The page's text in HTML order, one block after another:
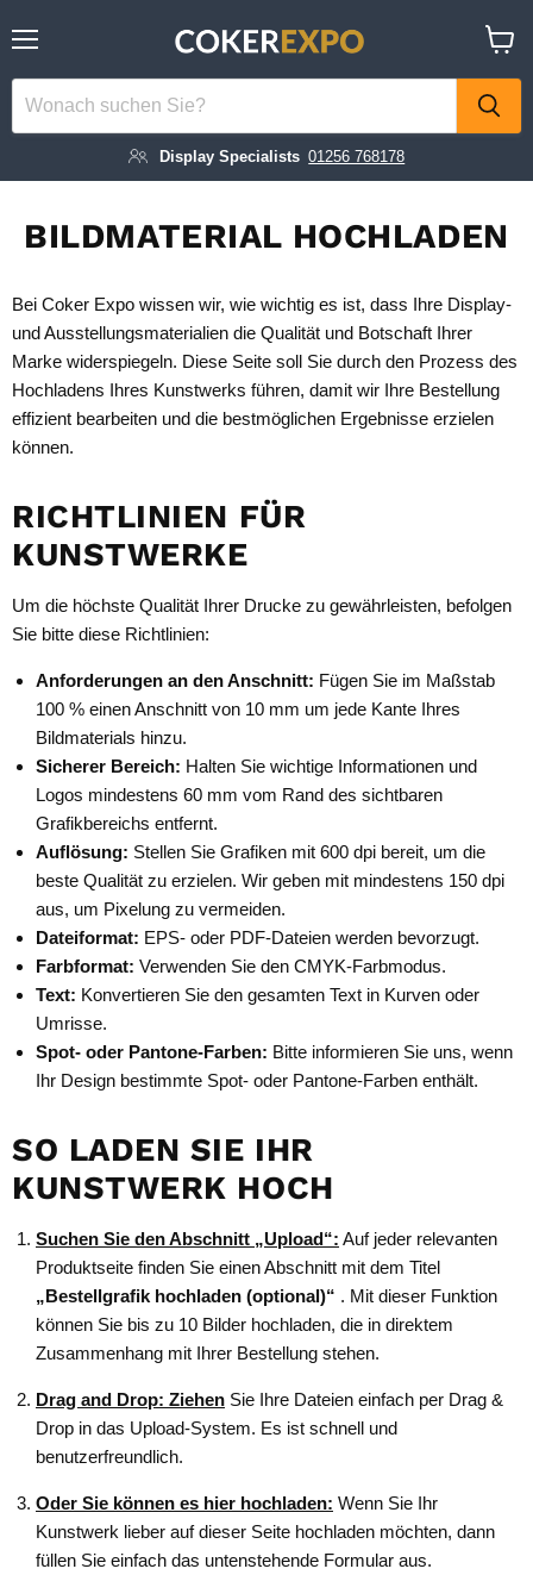
Display Specialists 01256 768178
BILDMATERIAL HOCHLADEN
Bei Coker Expo wissen wir, wie wichtig es ist, dass Ihre Display-
und Ausstellungsmaterialien die Qualität und Botschaft Ihrer
Marke widerspiegeln. Diese Seite soll Sie durch den Prozess des
Hochladens Ihres Kunstwerks führen, damit wir Ihre Bestellung
effizient bearbeiten und die bestmöglichen Ergebnisse erzielen
können.
RICHTLINIEN FÜR
KUNSTWERKE
Um die höchste Qualität Ihrer Drucke zu gewährleisten, befolgen
Sie bitte diese Richtlinien:
Anforderungen an den Anschnitt: Fügen Sie im Maßstab
100 % einen Anschnitt von 10 mm um jede Kante Ihres
Bildmaterials hinzu.
Sicherer Bereich: Halten Sie wichtige Informationen und
Logos mindestens 60 mm vom Rand des sichtbaren
Grafikbereichs entfernt.
Auflösung: Stellen Sie Grafiken mit 600 dpi bereit, um die
beste Qualität zu erzielen. Wir geben mit mindestens 150 dpi
aus, um Pixelung zu vermeiden.
Dateiformat: EPS- oder PDF-Dateien werden bevorzugt.
Farbformat: Verwenden Sie den CMYK-Farbmodus.
Text: Konvertieren Sie den gesamten Text in Kurven oder
Umrisse.
Spot- oder Pantone-Farben: Bitte informieren Sie uns, wenn
Ihr Design bestimmte Spot- oder Pantone-Farben enthält.
SO LADEN SIE IHR
KUNSTWERK HOCH
Suchen Sie den Abschnitt „Upload“: Auf jeder relevanten
Produktseite finden Sie einen Abschnitt mit dem Titel
„Bestellgrafik hochladen (optional)“ . Mit dieser Funktion
können Sie bis zu 10 Bilder hochladen, die in direktem
Zusammenhang mit Ihrer Bestellung stehen.
Drag and Drop: Ziehen Sie Ihre Dateien einfach per Drag &
Drop in das Upload-System. Es ist schnell und
benutzerfreundlich.
Oder Sie können es hier hochladen: Wenn Sie Ihr
Kunstwerk lieber auf dieser Seite hochladen möchten, dann
füllen Sie einfach das untenstehende Formular aus.